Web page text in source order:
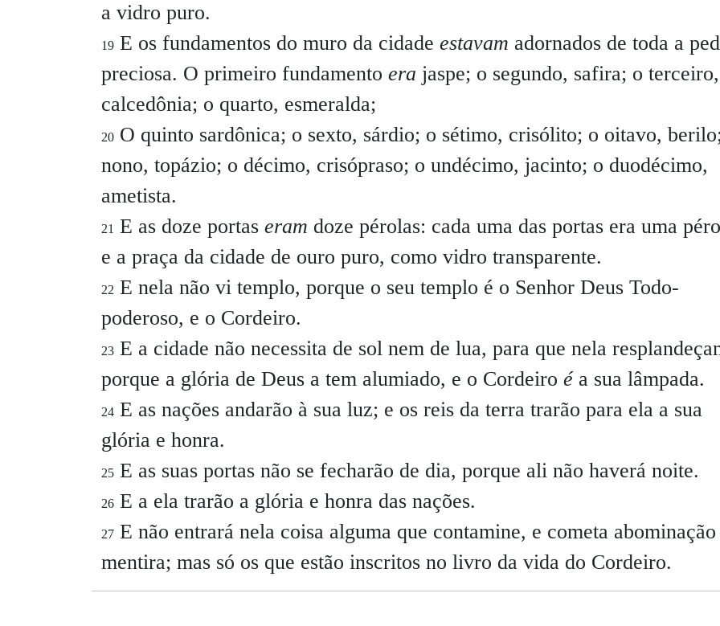
a vidro puro.
19 E os fundamentos do muro da cidade estavam adornados de toda a
preciosa. O primeiro fundamento era jaspe; o segundo, safira; o terceiro,
calcedônia; o quarto, esmeralda;
20 O quinto sardônica; o sexto, sárdio; o sétimo, crisólito; o oitavo,
nono, topázio; o décimo, crisópraso; o undécimo, jacinto; o duodécimo,
ametista.
21 E as doze portas eram doze pérolas: cada uma das portas era uma
e a praça da cidade de ouro puro, como vidro transparente.
22 E nela não vi templo, porque o seu templo é o Senhor Deus Todo-
poderoso, e o Cordeiro.
23 E a cidade não necessita de sol nem de lua, para que nela
porque a glória de Deus a tem alumiado, e o Cordeiro éa sua lâmpada.
24 E as nações andarão à sua luz; e os reis da terra trarão para ela a sua
glória e honra.
25 E as suas portas não se fecharão de dia, porque ali não haverá noite.
26 E a ela trarão a glória e honra das nações.
27 E não entrará nela coisa alguma que contamine, e cometa abominação
mentira; mas só os que estão inscritos no livro da vida do Cordeiro.